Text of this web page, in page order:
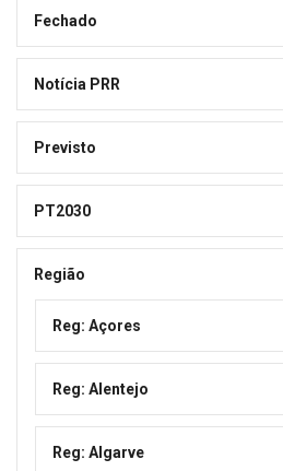
Fechado
Notícia PRR
Previsto
PT2030
Região
Reg: Açores
Reg: Alentejo
Reg: Algarve